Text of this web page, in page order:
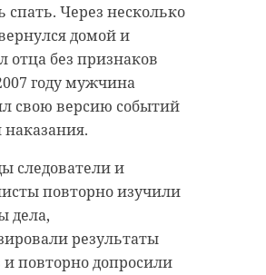
спать. Через несколько
домой и
отца без признаков
году мужчина
свою версию событий
следователи и
повторно изучили
дела,
результаты
и повторно допросили